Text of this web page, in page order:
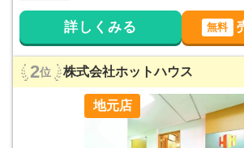
詳しくみる 無料
2位 株式会社ホットハウス
地元店